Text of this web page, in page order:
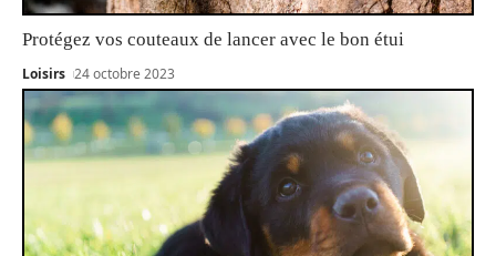
Protégez vos couteaux de lancer avec le bon étui
Loisirs 24 octobre 2023